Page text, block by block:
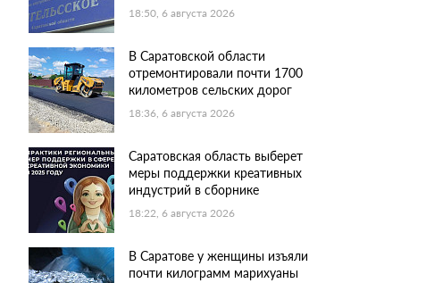
18:50, 6 августа 2026
В Саратовской области
отремонтировали почти 1700
километров сельских дорог
18:36, 6 августа 2026
Саратовская область выберет
меры поддержки креативных
индустрий в сборнике
18:22, 6 августа 2026
В Саратове у женщины изъяли
почти килограмм марихуаны